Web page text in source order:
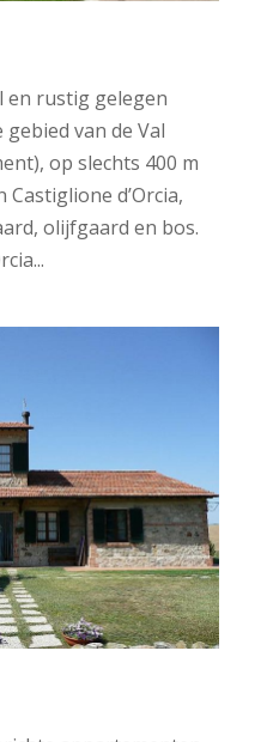
en rustig gelegen
van de Val
op slechts 400 m
d’Orcia,
olijfgaard en bos.